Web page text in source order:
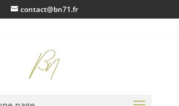
contact@bn71.fr